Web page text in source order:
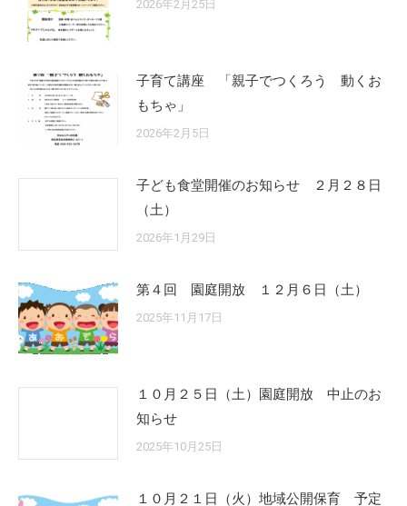
2026年2月25日
子育て講座 「親子でつくろう 動くお
もちゃ」
2026年2月5日
子ども食堂開催のお知らせ ２月２８日
（土）
2026年1月29日
第４回 園庭開放 １２月６日（土）
2025年11月17日
１０月２５日（土）園庭開放 中止のお
知らせ
2025年10月25日
１０月２１日（火）地域公開保育 予定